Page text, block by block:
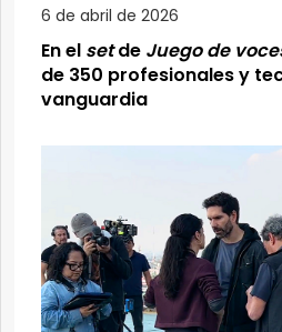
6 de abril de 2026
En el setde Juego de
de 350 profesionales y
vanguardia